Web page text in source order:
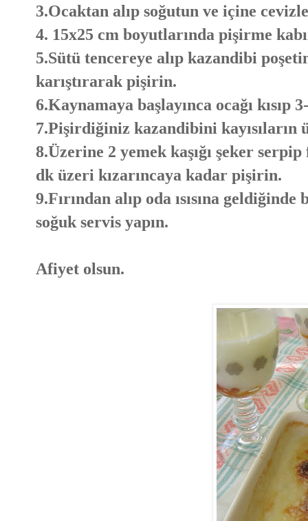
3.Ocaktan alıp soğutun ve içine
4. 15x25 cm boyutlarında pişirme
5.Sütü tencereye alıp kazandibi
karıştırarak pişirin.
6.Kaynamaya başlayınca ocağı kısıp
7.Pişirdiğiniz kazandibini kayısıların
8.Üzerine 2 yemek kaşığı şeker
dk üzeri kızarıncaya kadar pişirin.
9.Fırından alıp oda ısısına
soğuk servis yapın.
Afiyet olsun.